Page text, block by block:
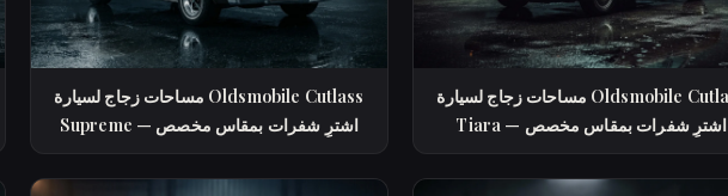
مساحات زجاج لسيارة Oldsmobile Cutlass
Supreme — اشترِ شفرات بمقاس مخصص
مساحات زجاج لسيارة Oldsmobile Cutlass
Tiara — اشترِ شفرات بمقاس مخصص